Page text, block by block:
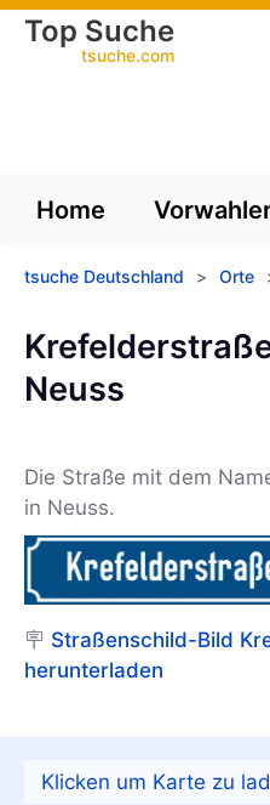
Top Suche
tsuche.com
Home
tsuche Deutschland > Orte
Neuss
Die Straße mit dem
in Neuss.
🪧 Straßenschild-Bild
herunterladen